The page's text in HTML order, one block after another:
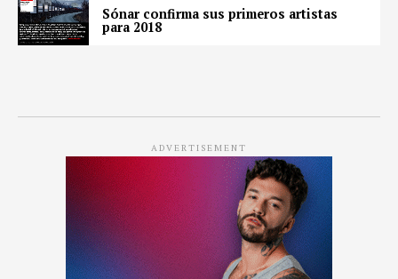
Sónar confirma sus primeros artistas
para 2018
ADVERTISEMENT